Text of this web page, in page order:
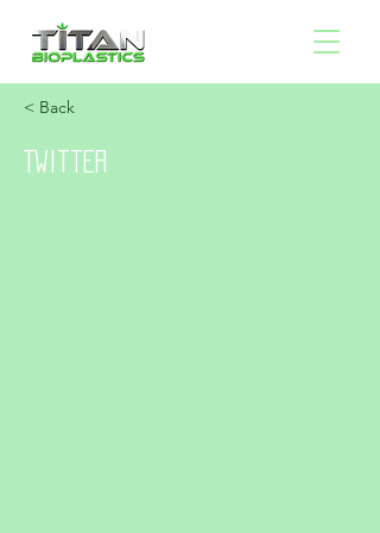
< Back
Twitter